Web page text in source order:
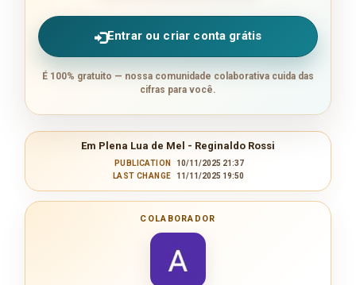
Entrar ou criar conta grátis
É 100% gratuito — nossa comunidade colaborativa cuida das
cifras para você.
Em Plena Lua de Mel - Reginaldo Rossi
PUBLICATION
10/11/2025 21:37
LAST CHANGE
11/11/2025 19:50
COLABORADOR